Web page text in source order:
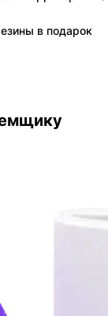
в подарок